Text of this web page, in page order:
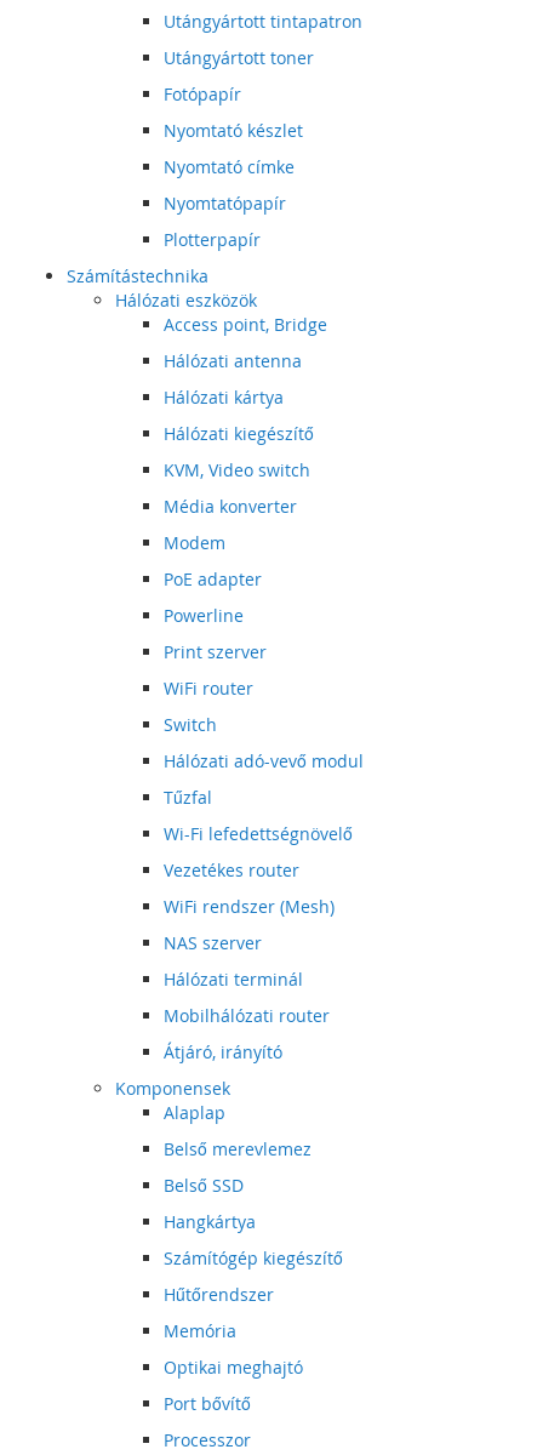
Utángyártott tintapatron
Utángyártott toner
Fotópapír
Nyomtató készlet
Nyomtató címke
Nyomtatópapír
Plotterpapír
Számítástechnika
Hálózati eszközök
Access point, Bridge
Hálózati antenna
Hálózati kártya
Hálózati kiegészítő
KVM, Video switch
Média konverter
Modem
PoE adapter
Powerline
Print szerver
WiFi router
Switch
Hálózati adó-vevő modul
Tűzfal
Wi-Fi lefedettségnövelő
Vezetékes router
WiFi rendszer (Mesh)
NAS szerver
Hálózati terminál
Mobilhálózati router
Átjáró, irányító
Komponensek
Alaplap
Belső merevlemez
Belső SSD
Hangkártya
Számítógép kiegészítő
Hűtőrendszer
Memória
Optikai meghajtó
Port bővítő
Processzor